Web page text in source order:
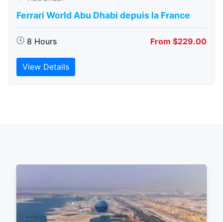
Ferrari World Abu Dhabi depuis la France
8 Hours From $229.00
View Details